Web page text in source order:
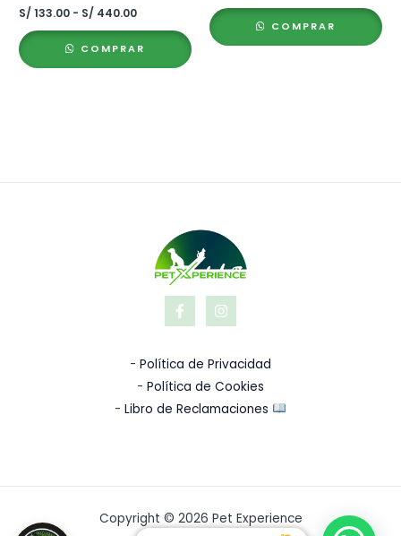
S/ 133.00 - S/ 440.00Rango
precios:
desde
S/ 133.00
COMPRAR
desde
S/ 110.00
COMPRAR
- Política de Privacidad
- Política de Cookies
-Libro de Reclamaciones
Copyright © 2026 Pet Experience